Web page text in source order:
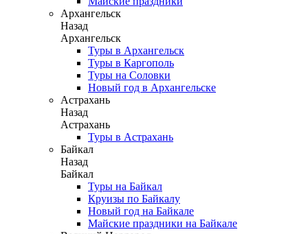
Архангельск
Назад
Архангельск
Туры в Архангельск
Туры в Каргополь
Туры на Соловки
Новый год в Архангельске
Астрахань
Назад
Астрахань
Туры в Астрахань
Байкал
Назад
Байкал
Туры на Байкал
Круизы по Байкалу
Новый год на Байкале
Майские праздники на Байкале